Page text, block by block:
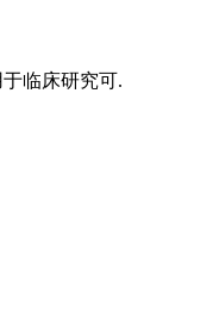
临床研究可.